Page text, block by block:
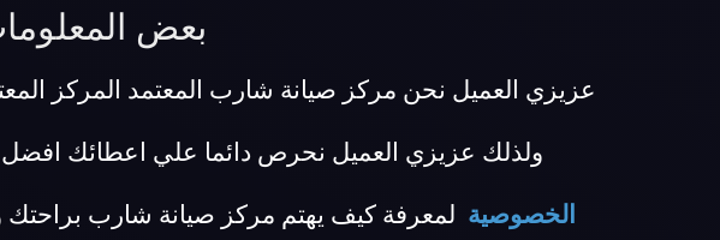
بعض
عزيزي العميل نحن مركز صيانة شارب المعتمد المركز
ولذلك عزيزي العميل نحرص دائما علي اعطائك
الخصوصية لمعرفة كيف يهتم مركز صيانة شارب